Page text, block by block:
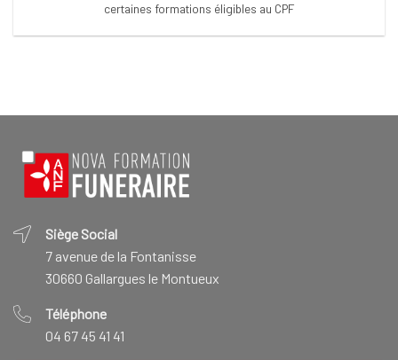
certaines formations éligibles au CPF
Siège Social
7 avenue de la Fontanisse
30660 Gallargues le Montueux
Téléphone
04 67 45 41 41